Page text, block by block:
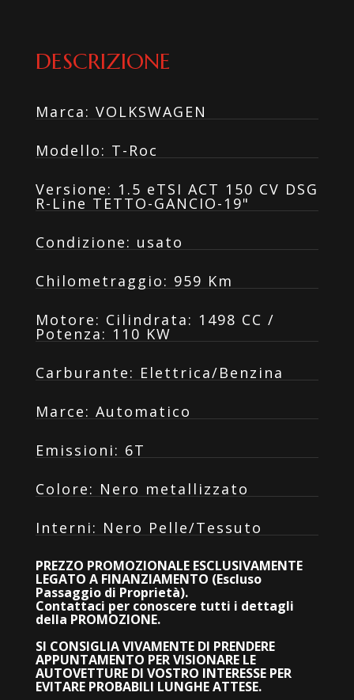
DESCRIZIONE
Marca: VOLKSWAGEN
Modello: T-Roc
Versione: 1.5 eTSI ACT 150 CV DSG
R-Line TETTO-GANCIO-19"
Condizione: usato
Chilometraggio: 959 Km
Motore: Cilindrata: 1498 CC /
Potenza: 110 KW
Carburante: Elettrica/Benzina
Marce: Automatico
Emissioni: 6T
Colore: Nero metallizzato
Interni: Nero Pelle/Tessuto
PREZZO PROMOZIONALE ESCLUSIVAMENTE
LEGATO A FINANZIAMENTO (Escluso
Passaggio di Proprietà).
Contattaci per conoscere tutti i dettagli
della PROMOZIONE.
SI CONSIGLIA VIVAMENTE DI PRENDERE
APPUNTAMENTO PER VISIONARE LE
AUTOVETTURE DI VOSTRO INTERESSE PER
EVITARE PROBABILI LUNGHE ATTESE.